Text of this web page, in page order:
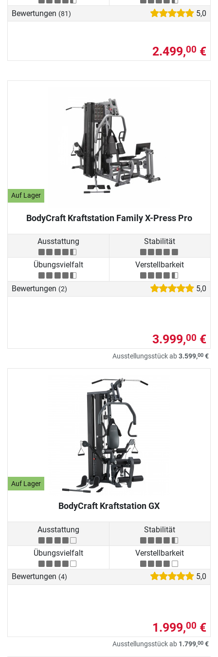
Bewertungen (81) 5,0
2.499,00 €
Auf Lager
BodyCraft Kraftstation Family X-Press Pro
Ausstattung Stabilität
Übungsvielfalt Verstellbarkeit
Bewertungen (2) 5,0
3.999,00 €
Ausstellungsstück ab3.599,00 €
Auf Lager
BodyCraft Kraftstation GX
Ausstattung Stabilität
Übungsvielfalt Verstellbarkeit
Bewertungen (4) 5,0
1.999,00 €
Ausstellungsstück ab 1.799,00 €